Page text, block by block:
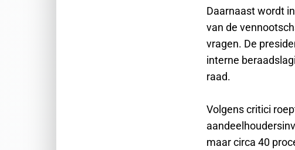
Daarnaast wordt
van de
vragen. De
interne
raad.
Volgens critici
maar circa 40